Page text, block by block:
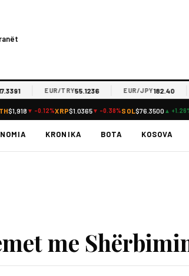
EUR/TRY55.1236 EUR/JPY182.40
$1,918 ▼ -0.12%XRP$1.0365▼ -0.38%SOL$76.3500 ▲
KRONIKA BOTA KOSOVA
me